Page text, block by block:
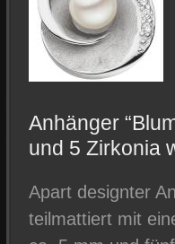
Anhänger
und 5 Zirkonia
Apart designter
teilmattiert mit